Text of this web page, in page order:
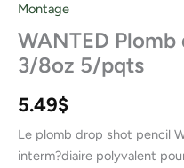
Montage
WANTED
3/8oz 5/pqts
5.49$
Le plomb drop shot pencil
interm?diaire polyvalent